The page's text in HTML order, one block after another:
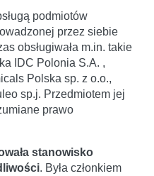
podmiotów
przez siebie
obsługiwała m.in. takie
IDC Polonia S.A. ,
Polska sp. z o.o.,
sp.j. Przedmiotem jej
prawo
stanowisko
. Była członkiem